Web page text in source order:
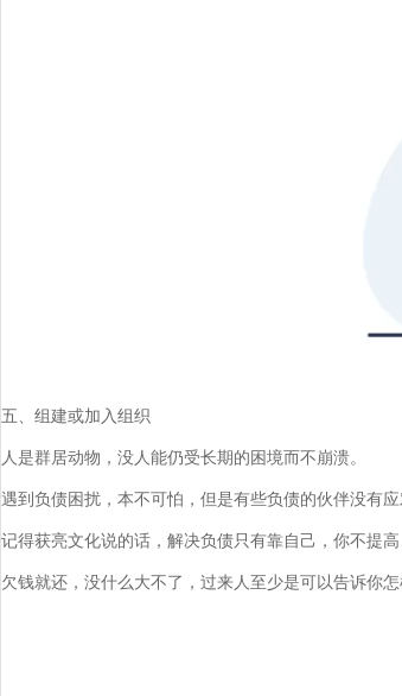
五、组建或加入组织
人是群居动物，没人能仍受长期的困境而不崩溃。
遇到负债困扰，本不可怕，但是有些负债的伙伴没有
记得获亮文化说的话，解决负债只有靠自己，你不提
欠钱就还，没什么大不了，过来人至少是可以告诉你